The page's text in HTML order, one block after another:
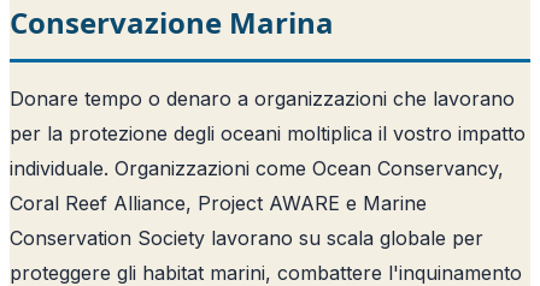
Conservazione Marina
Donare tempo o denaro a organizzazioni che lavorano
per la protezione degli oceani moltiplica il vostro impatto
individuale. Organizzazioni come Ocean Conservancy,
Coral Reef Alliance, Project AWARE e Marine
Conservation Society lavorano su scala globale per
proteggere gli habitat marini, combattere l'inquinamento